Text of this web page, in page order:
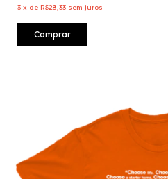
3 x de R$28,33 sem juros
Comprar